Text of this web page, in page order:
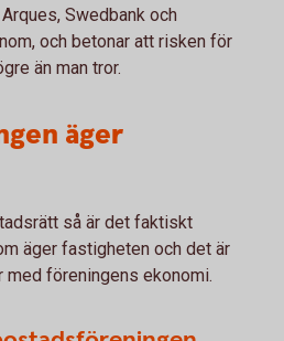
Swedbank och
och betonar att risken för
än man tror.
äger
så är det faktiskt
äger fastigheten och det är
föreningens ekonomi.